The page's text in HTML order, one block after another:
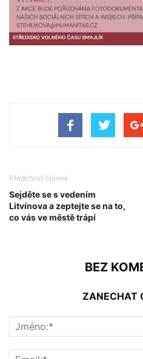
Předchozí článek
Sejděte se s vedením
Litvínova a zeptejte se na to,
co vás ve městě trápí
BEZ
ZANECHAT